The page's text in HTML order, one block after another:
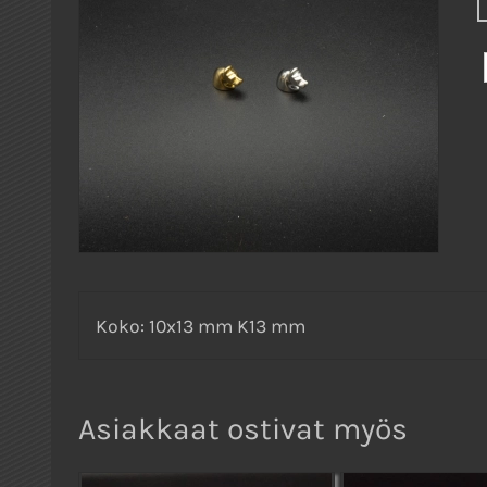
Koko: 10x13 mm K13 mm
Asiakkaat ostivat myös